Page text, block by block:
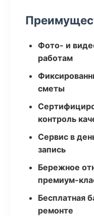
Фото- и
работам
сметы
контроль
Сервис в
запись
Бережное
премиум-
Бесплатная
ремонте